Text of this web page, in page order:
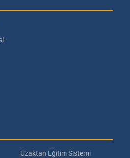
Uzaktan Eğitim Sistemi